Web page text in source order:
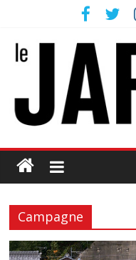
Campagne